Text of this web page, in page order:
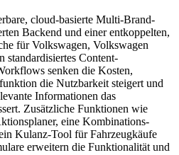
cloud-basierte Multi-Brand-
Backend und einer entkoppelten,
für Volkswagen, Volkswagen
Content-
senken die Kosten,
die Nutzbarkeit steigert und
Informationen das
Zusätzliche Funktionen wie
eine Kombinations-
Kulanz-Tool für Fahrzeugkäufe
erweitern die Funktionalität und